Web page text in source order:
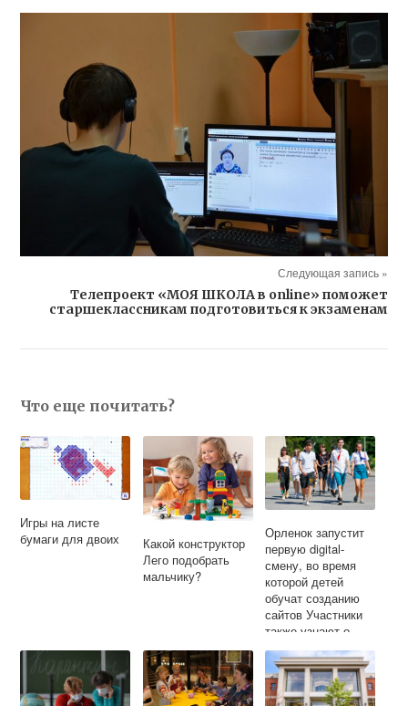
Следующая запись »
Телепроект «МОЯ ШКОЛА в online» поможет
старшеклассникам подготовиться к экзаменам
Что еще почитать?
Игры на листе
бумаги для двоих
Какой конструктор
Лего подобрать
мальчику?
Орленок запустит
первую digital-
смену, во время
которой детей
обучат созданию
сайтов Участники
также узнают о
профессиях
менеджера
интернет-проектов
и веб-дизайнера.